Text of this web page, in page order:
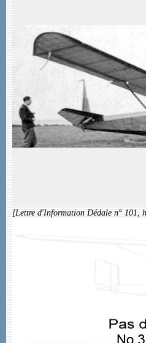
[Lettre d'Information Dédale n° 101,